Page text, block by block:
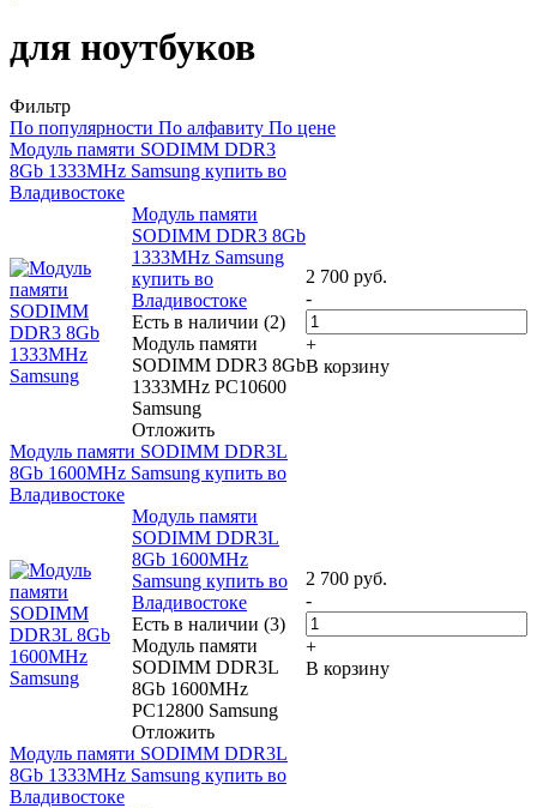
для ноутбуков
Фильтр
По популярности По алфавиту По цене
Модуль памяти SODIMM DDR3
8Gb 1333MHz Samsung купить во
Владивостоке
Модуль памяти
SODIMM DDR3 8Gb
1333MHz Samsung
купить во
Владивостоке
Есть в наличии (2)
Модуль памяти
SODIMM DDR3 8Gb
1333MHz PC10600
Samsung
Отложить
2 700 руб.
-
+
В корзину
Модуль памяти SODIMM DDR3L
8Gb 1600MHz Samsung купить во
Владивостоке
Модуль памяти
SODIMM DDR3L
8Gb 1600MHz
Samsung купить во
Владивостоке
Есть в наличии (3)
Модуль памяти
SODIMM DDR3L
8Gb 1600MHz
PC12800 Samsung
Отложить
2 700 руб.
-
+
В корзину
Модуль памяти SODIMM DDR3L
8Gb 1333MHz Samsung купить во
Владивостоке